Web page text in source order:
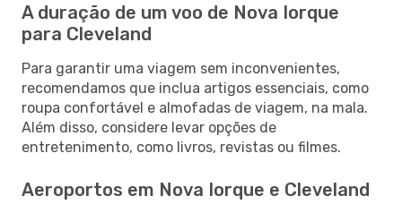
A duração de um voo de Nova Iorque
para Cleveland
Para garantir uma viagem sem inconvenientes,
recomendamos que inclua artigos essenciais, como
roupa confortável e almofadas de viagem, na mala.
Além disso, considere levar opções de
entretenimento, como livros, revistas ou filmes.
Aeroportos em Nova Iorque e Cleveland